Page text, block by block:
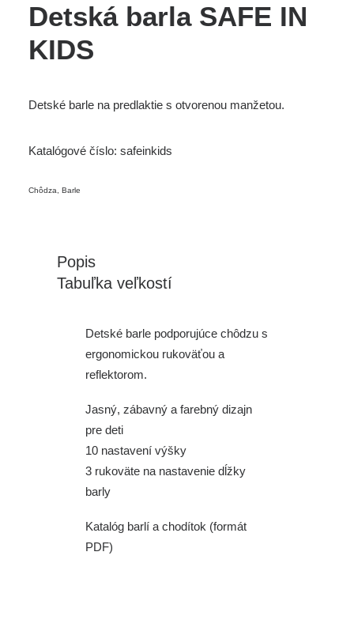
Detská barla SAFE IN
KIDS
Detské barle na predlaktie s otvorenou manžetou.
Katalógové číslo: safeinkids
Chôdza Barle
Popis
Tabuľka veľkostí
Detské barle podporujúce chôdzu s
ergonomickou rukoväťou a
reflektorom.
Jasný, zábavný a farebný dizajn
pre deti
10 nastavení výšky
3 rukoväte na nastavenie dĺžky
barly
Katalóg barlí a chodítok (formát
PDF)